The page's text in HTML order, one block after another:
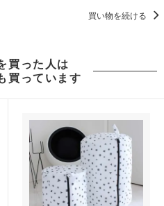
買い物を続ける
買った人は
買っています